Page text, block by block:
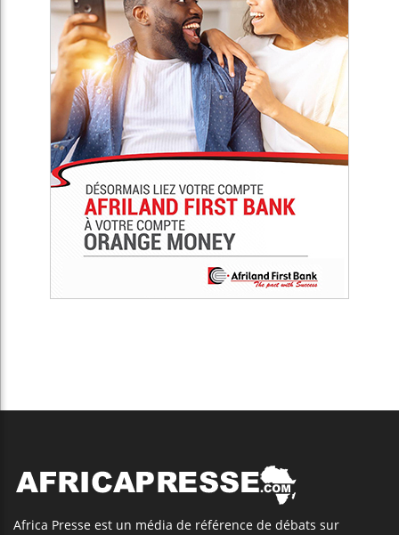
Africa Presse est un média de référence de débats sur